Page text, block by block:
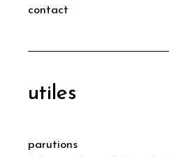
contact
utiles
parutions